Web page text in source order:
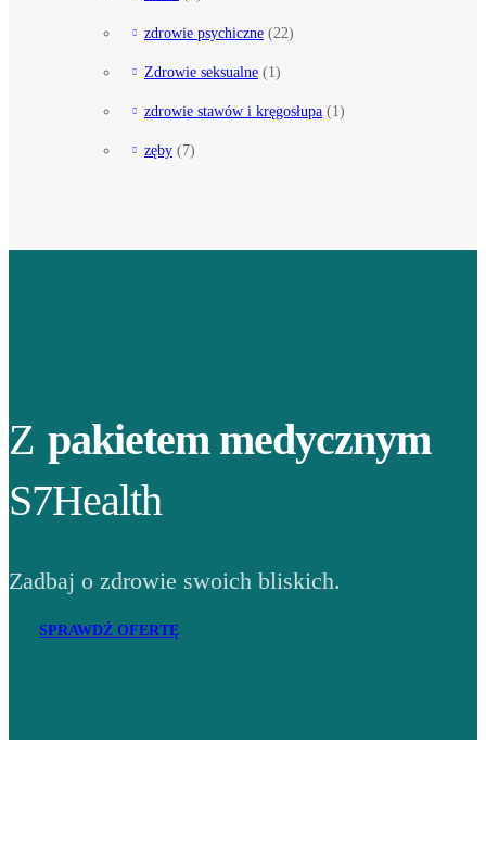
zdrowie psychiczne (22)
Zdrowie seksualne (1)
zdrowie stawów i kręgosłupa (1)
zęby (7)
Z pakietem medycznym
S7Health
Zadbaj o zdrowie swoich bliskich.
SPRAWDŹ OFERTĘ